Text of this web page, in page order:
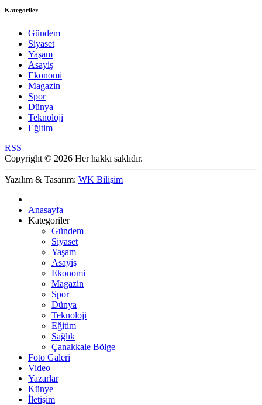
Kategoriler
Gündem
Siyaset
Yaşam
Asayiş
Ekonomi
Magazin
Spor
Dünya
Teknoloji
Eğitim
RSS
Copyright © 2026 Her hakkı saklıdır.
Yazılım & Tasarım: WK Bilişim
Anasayfa
Kategoriler
Gündem
Siyaset
Yaşam
Asayiş
Ekonomi
Magazin
Spor
Dünya
Teknoloji
Eğitim
Sağlık
Çanakkale Bölge
Foto Galeri
Video
Yazarlar
Künye
İletişim